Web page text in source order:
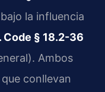
la influencia
Code § 18.2-36
Ambos
conllevan